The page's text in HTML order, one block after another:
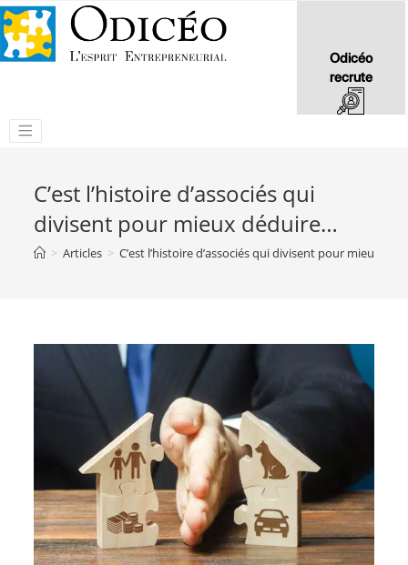
Odicéo
recrute
C’est l’histoire d’associés qui
divisent pour mieux déduire…
> Articles > C’est l’histoire d’associés qui divisent pour mieux